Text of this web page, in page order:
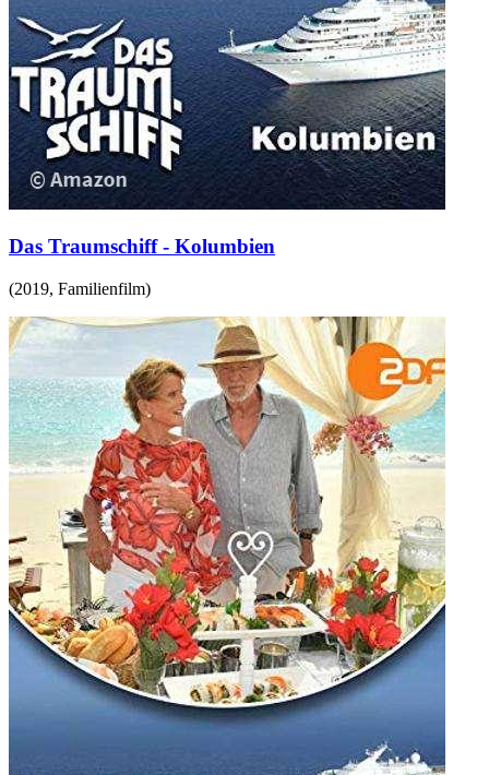
Das Traumschiff - Kolumbien
(2019, Familienfilm)